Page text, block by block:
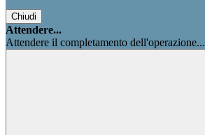
Chiudi
Attendere...
Attendere il completamento dell'operazione...